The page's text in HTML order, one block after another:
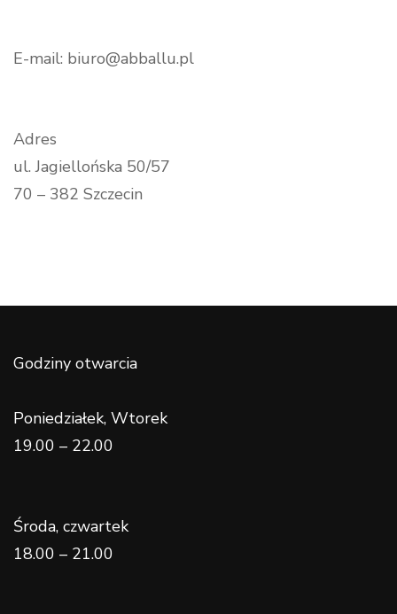
E-mail: biuro@abballu.pl
Adres
ul. Jagiellońska 50/57
70 – 382 Szczecin
Godziny otwarcia
Poniedziałek, Wtorek
19.00 – 22.00
Środa, czwartek
18.00 – 21.00